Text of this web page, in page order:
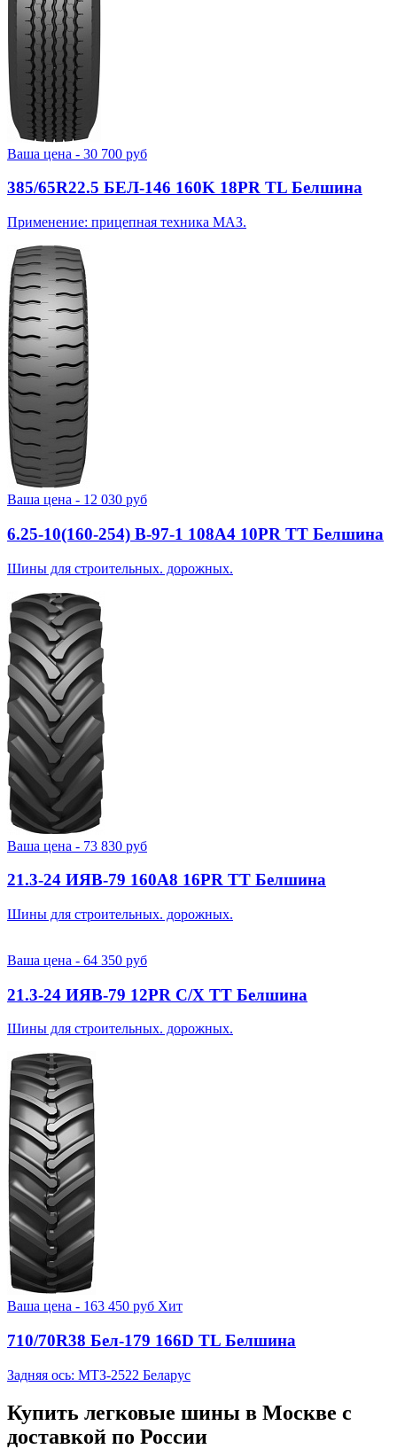
Ваша цена - 30 700 руб
385/65R22.5 БЕЛ-146 160K 18PR TL Белшина
Применение: прицепная техника МАЗ.
Ваша цена - 12 030 руб
6.25-10(160-254) В-97-1 108A4 10PR TT Белшина
Шины для строительных. дорожных.
Ваша цена - 73 830 руб
21.3-24 ИЯВ-79 160A8 16PR TT Белшина
Шины для строительных. дорожных.
Ваша цена - 64 350 руб
21.3-24 ИЯВ-79 12PR С/Х TT Белшина
Шины для строительных. дорожных.
Ваша цена - 163 450 руб Хит
710/70R38 Бел-179 166D TL Белшина
Задняя ось: МТЗ-2522 Беларус
Купить легковые шины в Москве с
доставкой по России